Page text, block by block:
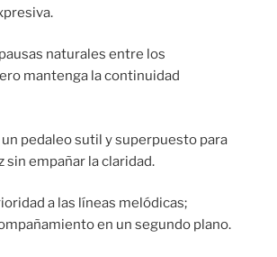
naturales entre los
mantenga la continuidad
pedaleo sutil y superpuesto para
sin empañar la claridad.
a las líneas melódicas;
en un segundo plano.